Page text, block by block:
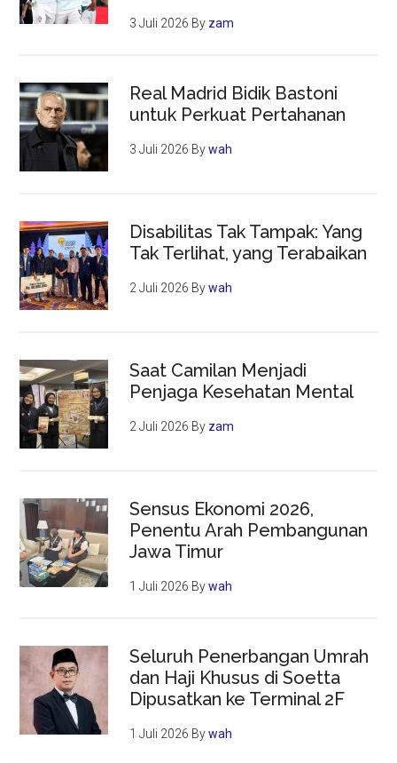
3 Juli 2026 By zam
Real Madrid Bidik Bastoni
untuk Perkuat Pertahanan
3 Juli 2026 Bywah
Disabilitas Tak Tampak: Yang
Tak Terlihat, yang Terabaikan
2 Juli 2026 Bywah
Saat Camilan Menjadi
Penjaga Kesehatan Mental
2 Juli 2026 By zam
Sensus Ekonomi 2026,
Penentu Arah Pembangunan
Jawa Timur
1 Juli 2026 Bywah
Seluruh Penerbangan Umrah
dan Haji Khusus di Soetta
Dipusatkan ke Terminal 2F
1 Juli 2026 Bywah